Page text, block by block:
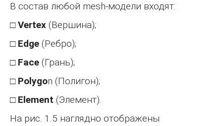
В состав любой mesh-модели входят:
□Vertex (Вершина);
□ Edge (Ребро);
□ Face (Грань);
□ Polygon (Полигон);
□ Element (Элемент).
На рис. 1.5 наглядно отображены